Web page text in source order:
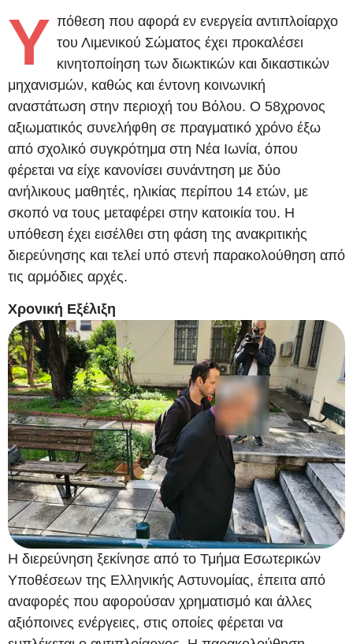
Υ πόθεση που αφορά εν ενεργεία αντιπλοίαρχο
του Λιμενικού Σώματος έχει προκαλέσει
κινητοποίηση των διωκτικών και δικαστικών
μηχανισμών, καθώς και έντονη κοινωνική
αναστάτωση στην περιοχή του Βόλου. Ο 58χρονος
αξιωματικός συνελήφθη σε πραγματικό χρόνο έξω
από σχολικό συγκρότημα στη Νέα Ιωνία, όπου
φέρεται να είχε κανονίσει συνάντηση με δύο
ανήλικους μαθητές, ηλικίας περίπου 14 ετών, με
σκοπό να τους μεταφέρει στην κατοικία του. Η
υπόθεση έχει εισέλθει στη φάση της ανακριτικής
διερεύνησης και τελεί υπό στενή παρακολούθηση από
τις αρμόδιες αρχές.
Χρονική Εξέλιξη
Η διερεύνηση ξεκίνησε από το Τμήμα Εσωτερικών
Υποθέσεων της Ελληνικής Αστυνομίας, έπειτα από
αναφορές που αφορούσαν χρηματισμό και άλλες
αξιόποινες ενέργειες, στις οποίες φέρεται να